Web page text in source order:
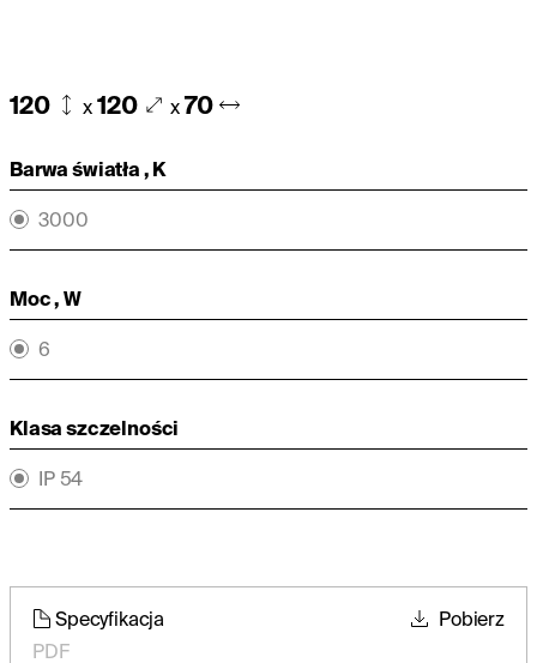
120 x 120 x 70
Barwa światła , K
3000
Moc , W
6
Klasa szczelności
IP 54
Specyfikacja
PDF
Pobierz